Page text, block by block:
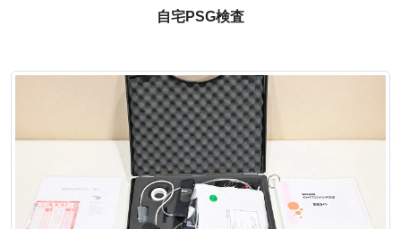
自宅PSG検査